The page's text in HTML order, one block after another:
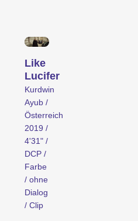
Like
Lucifer
Kurdwin
Ayub /
Österreich
2019 /
4'31" /
DCP /
Farbe
/ ohne
Dialog
/ Clip
Kurzfilme aus der
Welt. Am
werden die
ausgezeichnet.
Hors Concours